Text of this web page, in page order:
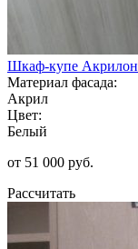
Шкаф-купе Акрилон
Материал фасада:
Акрил
Цвет:
Белый
от 51 000 руб.
Рассчитать